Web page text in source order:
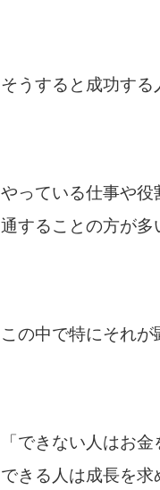
そうすると成功する
やっている仕事や
通することの方が多
この中で特にそれが
「できない人はお金
できる人は成長を求